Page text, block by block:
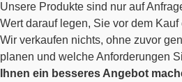
Unsere Produkte sind nur auf
Wert darauf legen, Sie vor dem
Wir verkaufen nichts, ohne zuvor
planen und welche Anforderungen
Ihnen ein besseres Angebot